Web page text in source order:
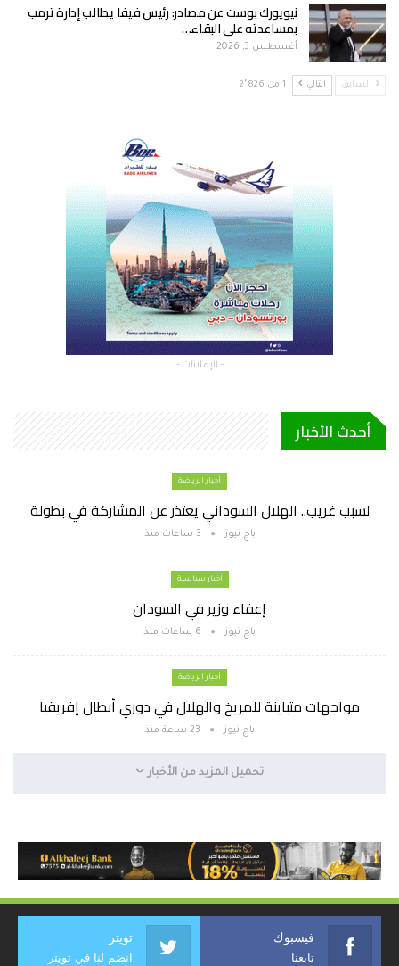
نيويورك بوست عن مصادر: رئيس فيفا يطالب إدارة ترمب
بمساعدته على البقاء…
أغسطس 3, 2026
السابق التالي 1 من 2٬826
- الإعلانات -
أحدث الأخبار
أخبار الرياضة
لسبب غريب.. الهلال السوداني يعتذر عن المشاركة في بطولة
باج نيوز 3 ساعات منذ
أخبار سياسية
إعفاء وزير في السودان
باج نيوز 6 ساعات منذ
أخبار الرياضة
مواجهات متباينة للمريخ والهلال في دوري أبطال إفريقيا
باج نيوز 23 ساعة منذ
تحميل المزيد من الأخبار
فيسبوك
تابعنا
تويتر
انضم لنا في تويتر